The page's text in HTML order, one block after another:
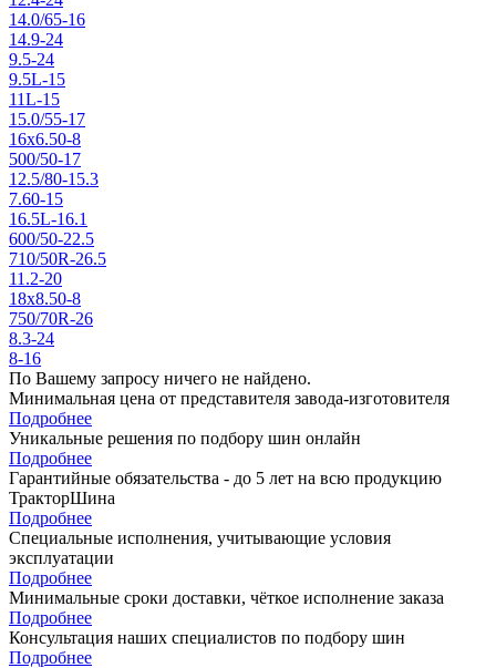
14.0/65-16
14.9-24
9.5-24
9.5L-15
11L-15
15.0/55-17
16x6.50-8
500/50-17
12.5/80-15.3
7.60-15
16.5L-16.1
600/50-22.5
710/50R-26.5
11.2-20
18x8.50-8
750/70R-26
8.3-24
8-16
По Вашему запросу ничего не найдено.
Минимальная цена от представителя завода-изготовителя
Подробнее
Уникальные решения по подбору шин онлайн
Подробнее
Гарантийные обязательства - до 5 лет на всю продукцию
ТракторШина
Подробнее
Специальные исполнения, учитывающие условия
эксплуатации
Подробнее
Минимальные сроки доставки, чёткое исполнение заказа
Подробнее
Консультация наших специалистов по подбору шин
Подробнее